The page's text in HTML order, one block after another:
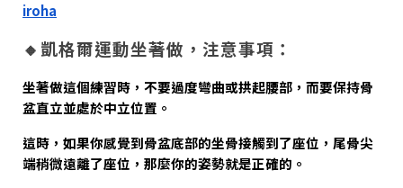
iroha
🔸凱格爾運動坐著做，注意事項：
坐著做這個練習時，不要過度彎曲或拱起腰部，而要保持骨
盆直立並處於中立位置。
這時，如果你感覺到骨盆底部的坐骨接觸到了座位，尾骨尖
端稍微遠離了座位，那麼你的姿勢就是正確的。